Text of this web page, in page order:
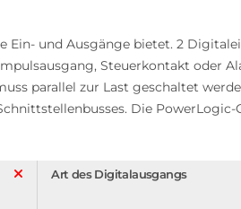
Ein- und Ausgänge bietet. 2
Steuerkontakt oder
parallel zur Last geschaltet
Die PowerLogic-
Art des Digitalausgangs